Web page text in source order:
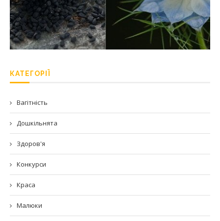
КАТЕГОРІЇ
Вагітність
Дошкільнята
Здоров'я
Конкурси
Краса
Малюки